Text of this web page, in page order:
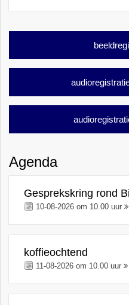
Agenda
Gesprekskring rond
10-08-2026 om 10.00 uur
koffieochtend
11-08-2026 om 10.00 uur